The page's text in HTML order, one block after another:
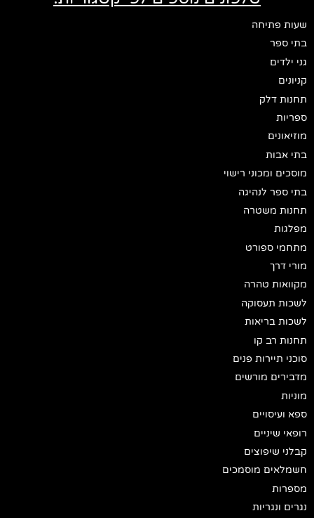
שעות פתיחה
בתי ספר
גני ילדים
קניונים
תחנות דלק
ספריות
מוזיאונים
בתי אבות
מוסכים ומכוני רישוי
בתי ספר לנהיגה
תחנות משטרה
מפלגות
מתחמי ספורט
מורי דרך
מקוואות טהרה
לשכות תעסוקה
לשכות בריאות
תחנות רב קו
סוכני תיירות פנים
מדבירים מורשים
מוניות
ספא ועיסויים
רופאי שיניים
קבלני שיפוצים
חשמלאים מוסמכים
מספרות
נגרים ונגריות